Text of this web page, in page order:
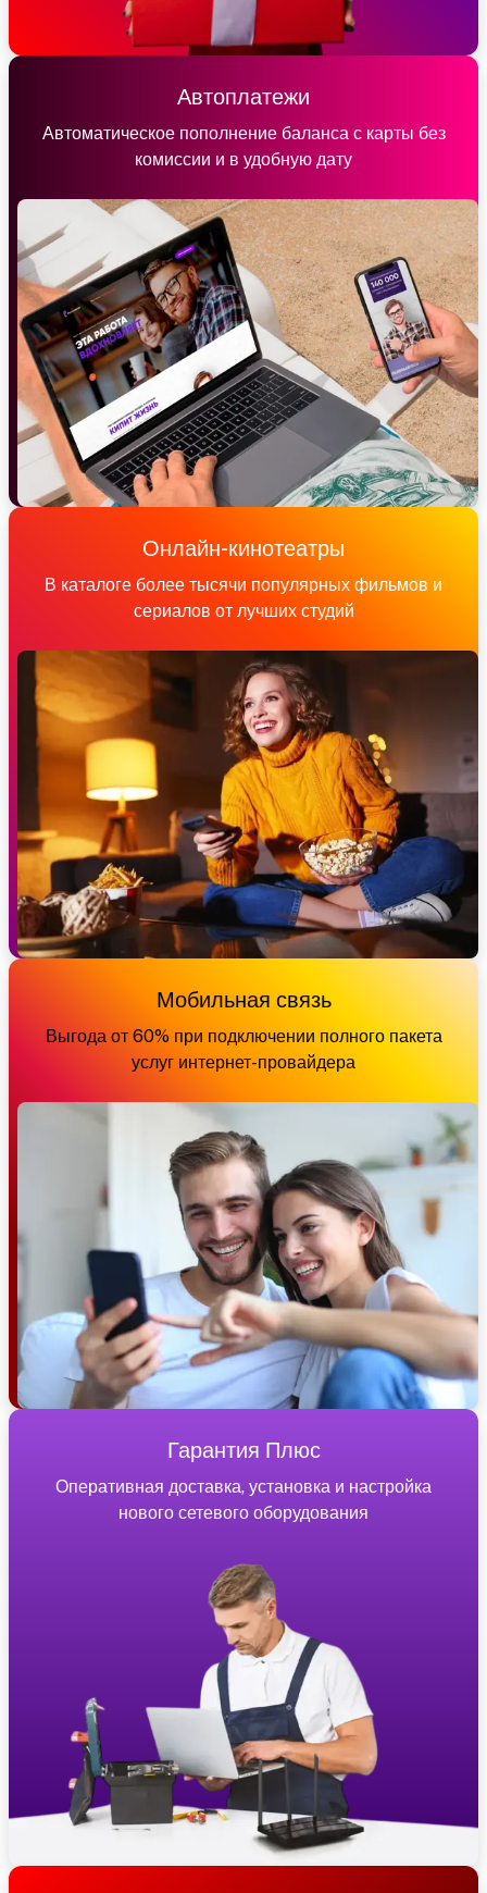
Автоплатежи
Автоматическое пополнение баланса с карты без
комиссии и в удобную дату
Онлайн-кинотеатры
В каталоге более тысячи популярных фильмов и
сериалов от лучших студий
Мобильная связь
Выгода от 60% при подключении полного пакета
услуг интернет-провайдера
Гарантия Плюс
Оперативная доставка, установка и настройка
нового сетевого оборудования